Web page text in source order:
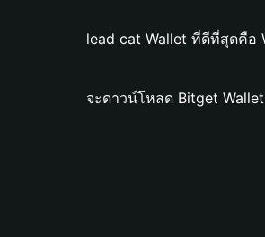
lead cat Wallet ที่ดีที่สุดคือ
จะดาวน์โหลด Bitget